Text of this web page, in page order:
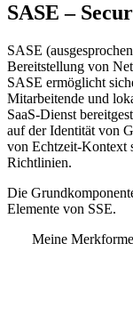
SASE –
SASE
Bereitstellung von
SASE ermöglicht
Mitarbeitende und
SaaS-Dienst
auf der Identität von
von Echtzeit-Kontext
Richtlinien.
Die
Elemente von SSE.
Meine